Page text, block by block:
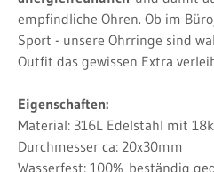
empfindliche Ohren. Ob im
Sport - unsere Ohrringe sind
Outfit das gewissen Extra
Eigenschaften:
Material: 316L Edelstahl mit
Durchmesser ca: 20x30mm
Wasserfest: 100% beständig